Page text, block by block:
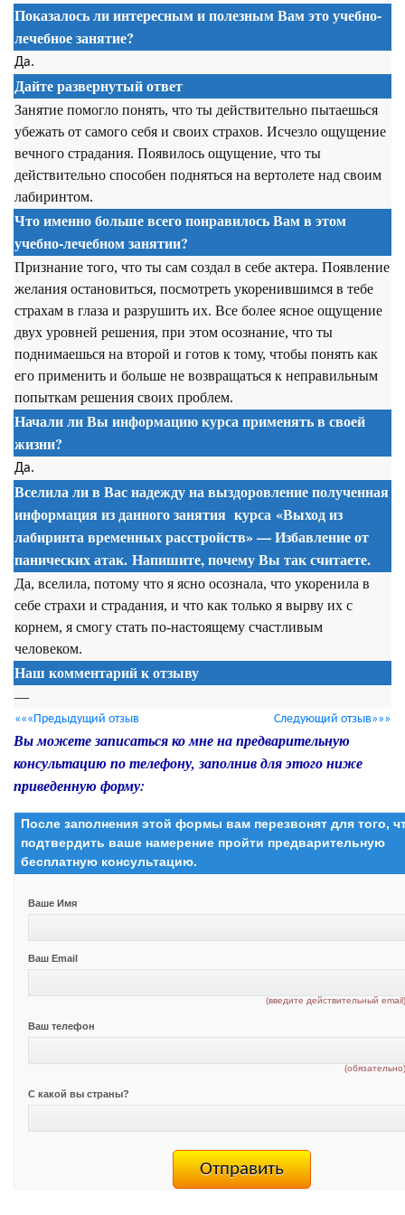
Показалось ли интересным и полезным Вам это учебно-
лечебное занятие?
Да.
Дайте развернутый ответ
Занятие помогло понять, что ты действительно пытаешься
убежать от самого себя и своих страхов. Исчезло ощущение
вечного страдания. Появилось ощущение, что ты
действительно способен подняться на вертолете над своим
лабиринтом.
Что именно больше всего понравилось Вам в этом
учебно-лечебном занятии?
Признание того, что ты сам создал в себе актера. Появление
желания остановиться, посмотреть укоренившимся в тебе
страхам в глаза и разрушить их. Все более ясное ощущение
двух уровней решения, при этом осознание, что ты
поднимаешься на второй и готов к тому, чтобы понять как
его применить и больше не возвращаться к неправильным
попыткам решения своих проблем.
Начали ли Вы информацию курса применять в своей
жизни?
Да.
Вселила ли в Вас надежду на выздоровление полученная
информация из данного занятия курса «Выход из
лабиринта временных расстройств» — Избавление от
панических атак. Напишите, почему Вы так считаете.
Да, вселила, потому что я ясно осознала, что укоренила в
себе страхи и страдания, и что как только я вырву их с
корнем, я смогу стать по-настоящему счастливым
человеком.
Наш комментарий к отзыву
—
«««Предыдущий отзыв Следующий отзыв»»»
Вы можете записаться ко мне на предварительную
консультацию по телефону, заполнив для этого ниже
приведенную форму:
После заполнения этой формы вам перезвонят для того,
подтвердить ваше намерение пройти предварительную
бесплатную консультацию.
Ваше Имя
Ваш Email
(введите действительный
Ваш телефон
С какой вы страны?